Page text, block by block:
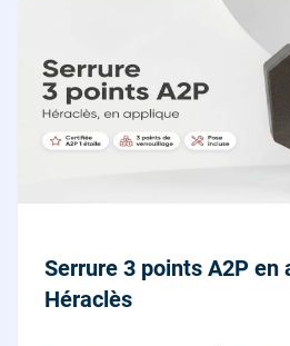
Serrure 3 points A2P en
Héraclès